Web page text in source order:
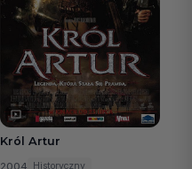
Król Artur
2004 Historyczny